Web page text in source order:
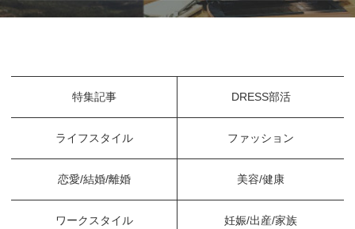
特集記事 DRESS部活
ライフスタイル ファッション
恋愛/結婚/離婚 美容/健康
ワークスタイル 妊娠/出産/家族